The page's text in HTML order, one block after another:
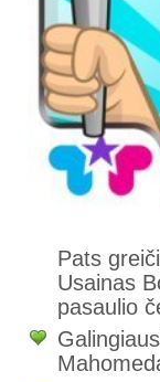
Pats
Usainas
pasaulio